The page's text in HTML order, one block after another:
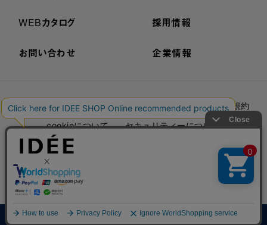
WEBカタログ
お問い合わせ
採用情報
企業情報
プライバシーポリシー 外部送信ポリシー
ご利用規約
cookieについて
セキュリティーについて
特定商取引法に基づく表示
古物営業法に基づく表示